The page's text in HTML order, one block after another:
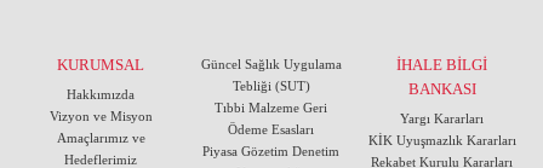
KURUMSAL
Hakkımızda
Vizyon ve Misyon
Amaçlarımız ve
Hedeflerimiz
Güncel Sağlık Uygulama
Tebliği (SUT)
Tıbbi Malzeme Geri
Ödeme Esasları
Piyasa Gözetim Denetim
İHALE BİLGİ
BANKASI
Yargı Kararları
KİK Uyuşmazlık Kararları
Rekabet Kurulu Kararları